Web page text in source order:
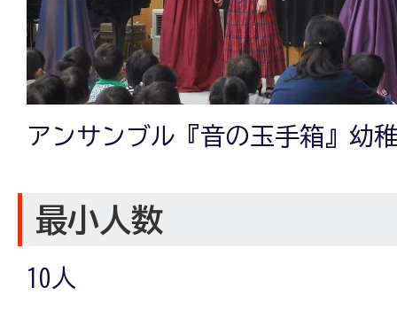
アンサンブル『音の玉手箱』幼
最小人数
10人